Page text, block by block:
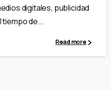
digitales, publicidad
tiempo de...
Read more